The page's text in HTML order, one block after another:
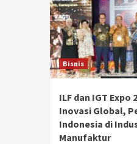
Bisnis
ILF dan IGT Expo
Inovasi Global,
Indonesia di
Manufaktur